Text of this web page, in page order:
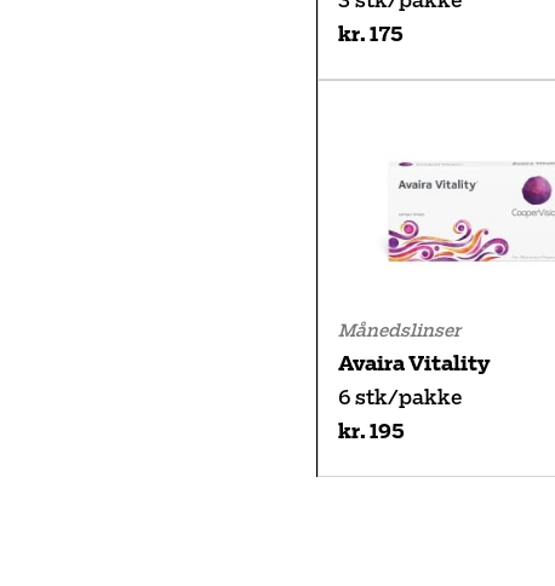
kr. 175
Månedslinser
Avaira Vitality
6 stk/pakke
kr. 195